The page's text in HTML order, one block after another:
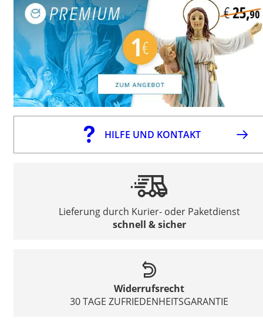
HILFE UND KONTAKT
Lieferung durch Kurier- oder Paketdienst
schnell & sicher
Widerrufsrecht
30 TAGE ZUFRIEDENHEITSGARANTIE